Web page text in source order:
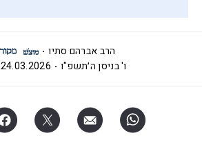
הרב אברהם סתיו
ו' בניסן ה׳תשפ"ו
24.03.2026 | 05:26